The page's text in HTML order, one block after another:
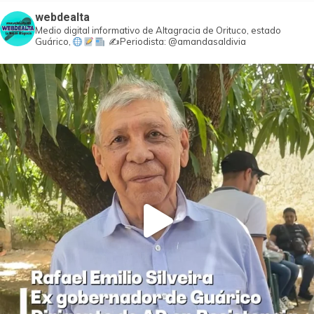
webdealta
Medio digital informativo de Altagracia de Orituco, estado
Guárico,
✍️Periodista: @amandasaldivia